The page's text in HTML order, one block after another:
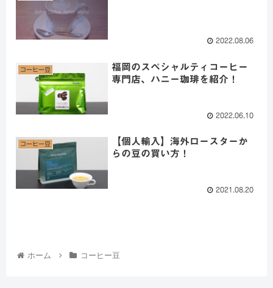
2022.08.06
コーヒー豆
福岡のスペシャルティコーヒー
専門店、ハニー珈琲を紹介！
2022.06.10
コーヒー豆
【個人輸入】海外ロースターか
らの豆の買い方！
2021.08.20
ホーム コーヒー豆